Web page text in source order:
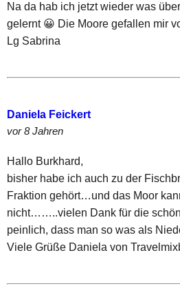
Na da hab ich jetzt wieder was
gelernt 😀 Die Moore gefallen mir
Lg Sabrina
Daniela Feickert
vor 8 Jahren
Hallo Burkhard,
bisher habe ich auch zu der
Fraktion gehört…und das Moor
nicht……..vielen Dank für die
peinlich, dass man so was als
Viele Grüße Daniela von